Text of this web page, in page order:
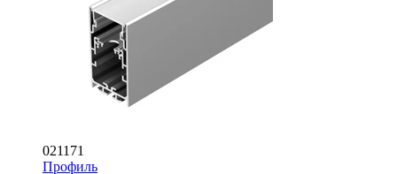
021171
Профиль